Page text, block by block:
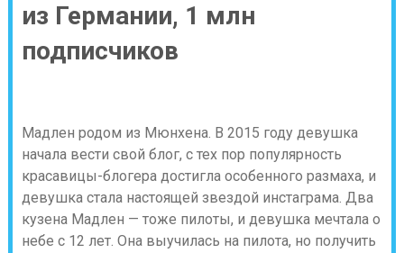
из Германии, 1 млн
подписчиков
Мадлен родом из Мюнхена. В 2015 году девушка
начала вести свой блог, с тех пор популярность
красавицы-блогера достигла особенного размаха, и
девушка стала настоящей звездой инстаграма. Два
кузена Мадлен — тоже пилоты, и девушка мечтала о
небе с 12 лет. Она выучилась на пилота, но получить